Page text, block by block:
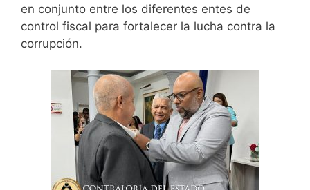
en conjunto entre los diferentes entes de
control fiscal para fortalecer la lucha contra la
corrupción.